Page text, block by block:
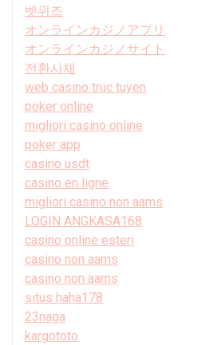
벳위즈
オンラインカジノアプリ
オンラインカジノサイト
전환사채
web casino truc tuyen
poker online
migliori casino online
poker app
casino usdt
casino en ligne
migliori casino non aams
LOGIN ANGKASA168
casino online esteri
casino non aams
casino non aams
situs haha178
23naga
kargototo